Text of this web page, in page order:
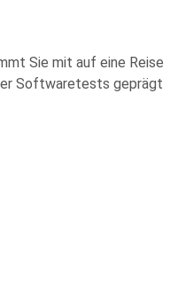
Sie mit auf eine Reise
Softwaretests geprägt